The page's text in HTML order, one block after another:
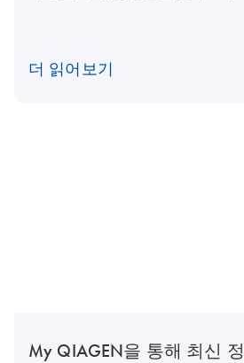
더 읽어보기
My QIAGEN을 통해 최신